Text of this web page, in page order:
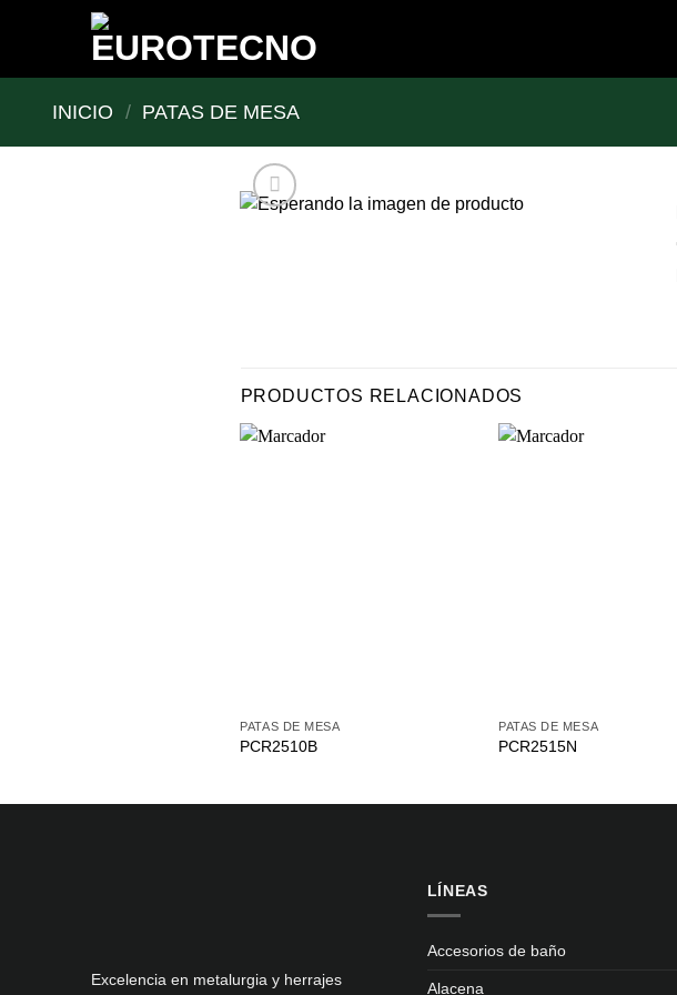
INICIO / PATAS DE MESA
PRODUCTOS RELACIONADOS
PATAS DE MESA
PCR2510B
PATAS DE MESA
PCR2515N
Excelencia en metalurgia y herrajes
LÍNEAS
Accesorios de baño
Alacena